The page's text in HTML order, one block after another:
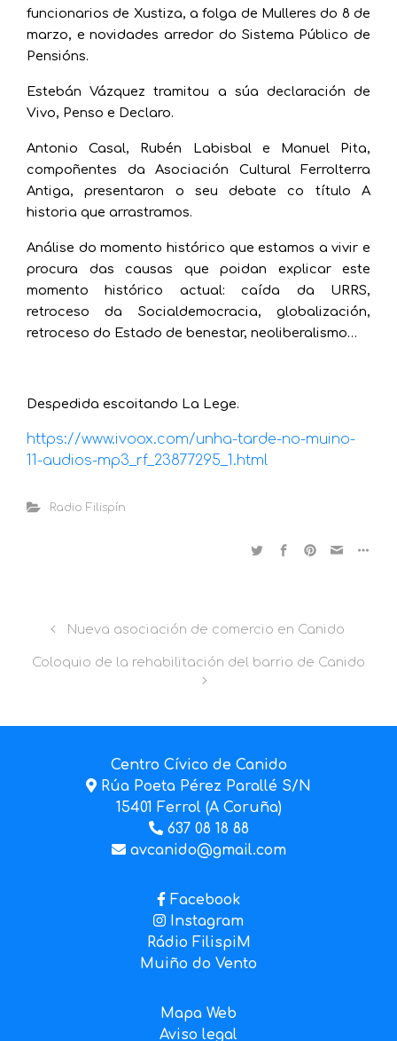
funcionarios de Xustiza, a folga de Mulleres do 8 de
marzo, e novidades arredor do Sistema Público de
Pensións.
Estebán Vázquez tramitou a súa declaración de
Vivo, Penso e Declaro.
Antonio Casal, Rubén Labisbal e Manuel Pita,
compoñentes da Asociación Cultural Ferrolterra
Antiga, presentaron o seu debate co título A
historia que arrastramos.
Análise do momento histórico que estamos a vivir e
procura das causas que poidan explicar este
momento histórico actual: caída da URRS,
retroceso da Socialdemocracia, globalización,
retroceso do Estado de benestar, neoliberalismo…
Despedida escoitando La Lege.
https://www.ivoox.com/unha-tarde-no-muino-
11-audios-mp3_rf_23877295_1.html
Radio Filispín
Nueva asociación de comercio en Canido
Coloquio de la rehabilitación del barrio de Canido
Centro Cívico de Canido
Rúa Poeta Pérez Parallé S/N
15401 Ferrol (A Coruña)
637 08 18 88
avcanido@gmail.com
Facebook
Instagram
Rádio FilispiM
Muiño do Vento
Mapa Web
Aviso legal